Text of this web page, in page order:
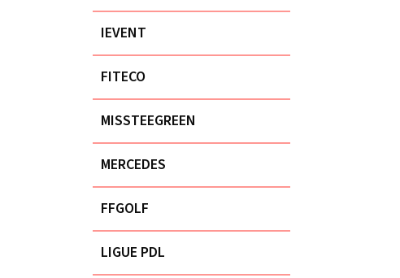
IEVENT
FITECO
MISSTEEGREEN
MERCEDES
FFGOLF
LIGUE PDL